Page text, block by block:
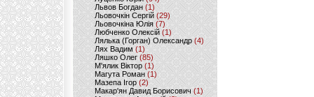
Львов Богдан (1)
Льовочкін Сергій (29)
Льовочкіна Юлія(7)
Любченко Олексій(1)
Лялька (Горган) Олександр(4)
Лях Вадим (1)
Ляшко Олег (85)
М'ялик Віктор(1)
Магута Роман(1)
Мазепа Ігор (2)
Макар'ян Давид Борисович(1)